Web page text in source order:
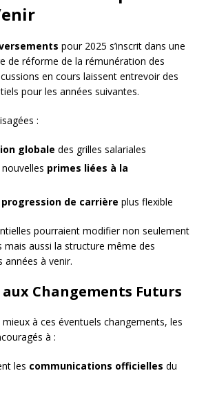
pour 2025 s’inscrit dans une
de réforme de la rémunération des
en cours laissent entrevoir des
pour les années suivantes.
:
globale des grilles salariales
primes liées à la
de carrière plus flexible
pourraient modifier non seulement
aussi la structure même des
années à venir.
Changements Futurs
à ces éventuels changements, les
à :
les communications officielles du